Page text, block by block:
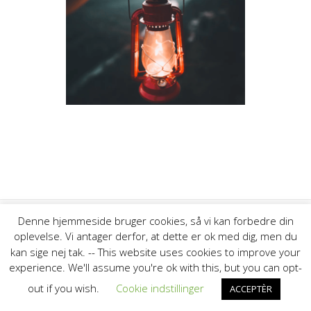
© 2026 Thyborøn Havns Fiskeriforening. Bygget ved at bruge
WordPress ogHighlight Theme
Denne hjemmeside bruger cookies, så vi kan forbedre din
oplevelse. Vi antager derfor, at dette er ok med dig, men du
kan sige nej tak. -- This website uses cookies to improve your
experience. We'll assume you're ok with this, but you can opt-
out if you wish.
Cookie indstillinger ACCEPTÈR